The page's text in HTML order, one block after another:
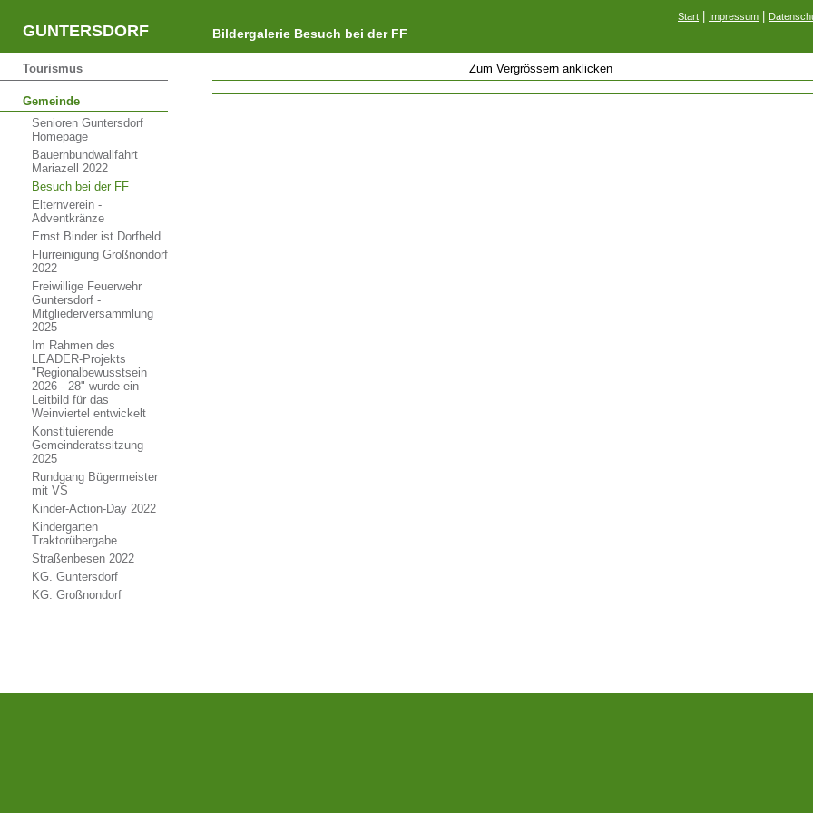
GUNTERSDORF
Start Impressum
Bildergalerie Besuch bei der FF
Tourismus
Gemeinde
Senioren Guntersdorf
Homepage
Bauernbundwallfahrt
Mariazell 2022
Besuch bei der FF
Elternverein -
Adventkränze
Ernst Binder ist Dorfheld
Flurreinigung Großnondorf
2022
Freiwillige Feuerwehr
Guntersdorf -
Mitgliederversammlung
2025
Im Rahmen des
LEADER-Projekts
"Regionalbewusstsein
2026 - 28" wurde ein
Leitbild für das
Weinviertel entwickelt
Konstituierende
Gemeinderatssitzung
2025
Rundgang Bügermeister
mit VS
Kinder-Action-Day 2022
Kindergarten
Traktorübergabe
Straßenbesen 2022
KG. Guntersdorf
KG. Großnondorf
Zum Vergrössern anklicken